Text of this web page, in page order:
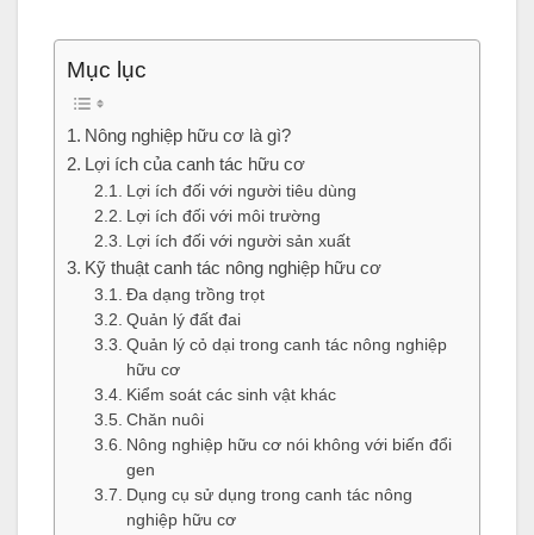
Mục lục
Nông nghiệp hữu cơ là gì?
Lợi ích của canh tác hữu cơ
Lợi ích đối với người tiêu dùng
Lợi ích đối với môi trường
Lợi ích đối với người sản xuất
Kỹ thuật canh tác nông nghiệp hữu cơ
Đa dạng trồng trọt
Quản lý đất đai
Quản lý cỏ dại trong canh tác nông nghiệp
hữu cơ
Kiểm soát các sinh vật khác
Chăn nuôi
Nông nghiệp hữu cơ nói không với biến đổi
gen
Dụng cụ sử dụng trong canh tác nông
nghiệp hữu cơ